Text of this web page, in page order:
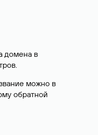
домена в
можно в
обратной